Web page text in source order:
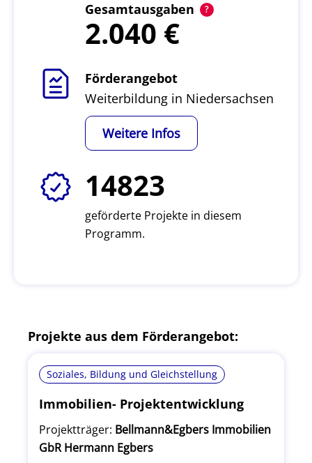
Gesamtausgaben
2.040
Förderangebot
Weiterbildung in Niedersachsen
Weitere Infos
14823
geförderte Projekte in diesem
Programm.
Projekte aus dem Förderangebot:
Soziales, Bildung und Gleichstellung
Immobilien- Projektentwicklung
Projektträger: Bellmann&Egbers Immobilien
GbR Hermann Egbers